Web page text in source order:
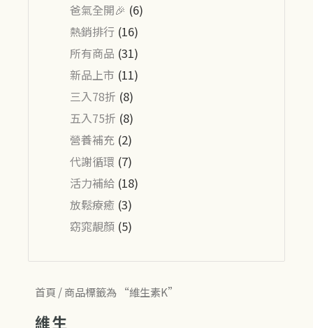
爸氣全開🎉 (6)
熱銷排行 (16)
所有商品 (31)
新品上市 (11)
三入78折 (8)
五入75折 (8)
營養補充 (2)
代謝循環 (7)
活力補給 (18)
放鬆療癒 (3)
窈窕靚顏 (5)
首頁 / 商品標籤為 “維生素K”
維生